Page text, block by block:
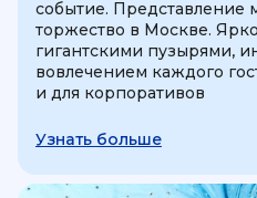
событие. Представление
торжество в Москве.
гигантскими пузырями,
вовлечением каждого
и для корпоративов
Узнать больше